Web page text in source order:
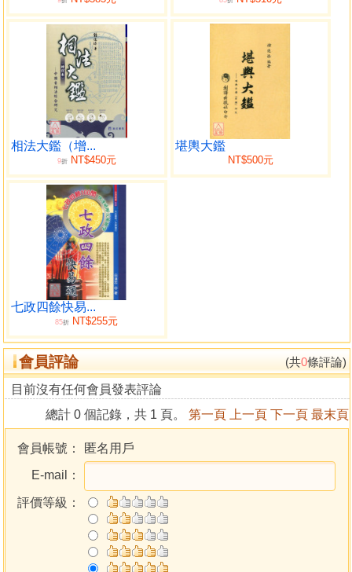
相法大鑑（增...
9折NT$450元
堪輿大鑑
NT$500元
七政四餘快易...
85折 NT$255元
會員評論 (共0條評論)
目前沒有任何會員發表評論
總計 0 個記錄，共 1 頁。 第一頁 上一頁 下一頁 最末頁
會員帳號：
匿名用戶
E-mail：
評價等級：